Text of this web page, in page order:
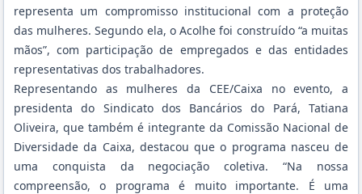
representa um compromisso institucional com a proteção
das mulheres. Segundo ela, o Acolhe foi construído “a muitas
mãos”, com participação de empregados e das entidades
representativas dos trabalhadores.
Representando as mulheres da CEE/Caixa no evento, a
presidenta do Sindicato dos Bancários do Pará, Tatiana
Oliveira, que também é integrante da Comissão Nacional de
Diversidade da Caixa, destacou que o programa nasceu de
uma conquista da negociação coletiva. “Na nossa
compreensão, o programa é muito importante. É uma